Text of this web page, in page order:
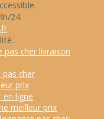
24
pas cher livraison
pas cher
prix
en ligne
meilleur prix